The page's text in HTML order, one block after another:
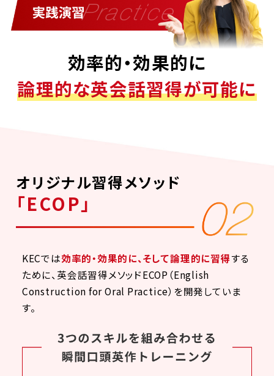
効率的・効果的に
論理的な英会話習得が可能に
オリジナル習得メソッド
「ECOP」
KECでは効率的・効果的に、そして論理的に習得する
ために、英会話習得メソッドECOP（English
Construction for Oral Practice）を開発していま
す。